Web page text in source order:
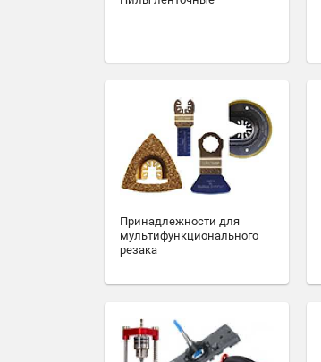
Принадлежности для
мультифункционального
резака